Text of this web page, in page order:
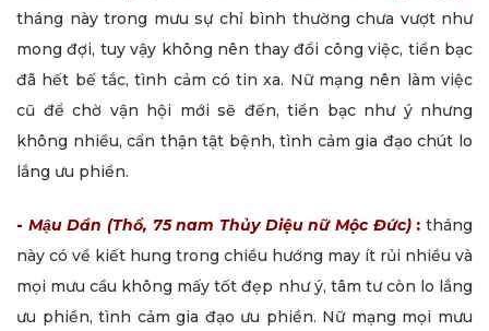
tháng này trong mưu sự chỉ bình thường chưa vượt như
mong đợi, tuy vậy không nên thay đổi công việc, tiền bạc
đã hết bế tắc, tình cảm có tin xa. Nữ mạng nên làm việc
cũ để chờ vận hội mới sẽ đến, tiền bạc như ý nhưng
không nhiều, cẩn thận tật bệnh, tình cảm gia đạo chút lo
lắng ưu phiền.
- Mậu Dần (Thổ, 75 nam Thủy Diệu nữ Mộc Đức) : tháng
này có về kiết hung trong chiều hướng may ít rủi nhiều và
mọi mưu cầu không mấy tốt đẹp như ý, tâm tư còn lo lắng
ưu phiền, tình cảm gia đạo ưu phiền. Nữ mạng mọi mưu